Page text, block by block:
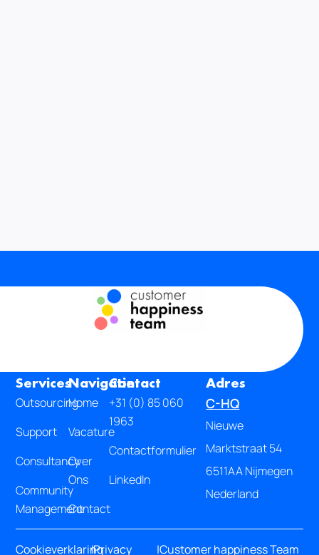
Services
Outsourcing
Support
Consultancy
Community
Management
Navigatie
Home
Vacature
Over
Ons
Contact
Contact
+31 (0) 85 060
1963
Contactformulier
LinkedIn
Adres
C-HQ
Nieuwe
Marktstraat 54
6511AA Nijmegen
Nederland
Cookieverklaring
|Privacy |Customer happiness Team